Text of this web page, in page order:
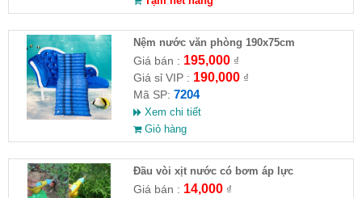
Nệm nước văn phòng 190x75cm
Giá bán : 195,000₫
Giá sỉ VIP : 190,000₫
Mã SP: 7204
Xem chi tiết
Giỏ hàng
Đầu vòi xịt nước có bơm áp lực
Giá bán : 14,000₫